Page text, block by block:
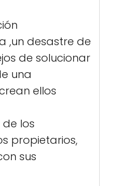
,un desastre de
de solucionar
una
ellos
los
propietarios,
sus